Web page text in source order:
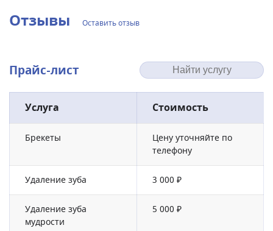
Отзывы Оставить отзыв
Прайс-лист
Услуга Стоимость
Брекеты
Цену уточняйте по
телефону
Удаление зуба 3 000 ₽
Удаление зуба
мудрости
5 000 ₽